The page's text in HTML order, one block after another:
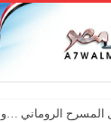
الروماني